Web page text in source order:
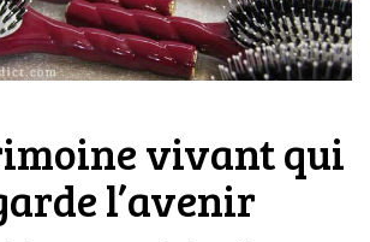
vivant qui
l’avenir